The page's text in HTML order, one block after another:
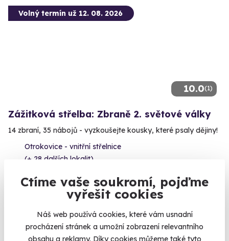
Ctíme vaše soukromí, pojďme
vyřešit cookies
Náš web používá cookies, které vám usnadní
procházení stránek a umožní zobrazení relevantního
obsahu a reklamy. Díky cookies můžeme také tyto
10.0(1)
Volný termín už 12. 08. 2026
Zážitková střelba: Zbraně 2. světové války
14 zbraní, 35 nábojů - vyzkoušejte kousky, které psaly dějiny!
Otrokovice - vnitřní střelnice
(+ 28 dalších lokalit)
4 950 Kč
Volný termín už 11. 08. 2026